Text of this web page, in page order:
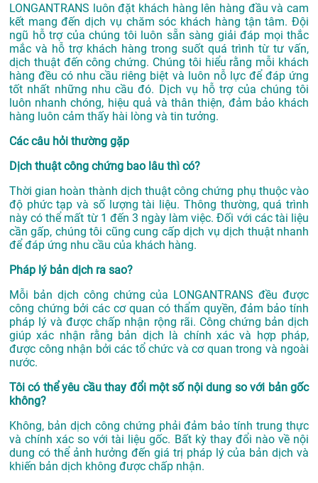
LONGANTRANS luôn đặt khách hàng lên hàng đầu và cam
kết mang đến dịch vụ chăm sóc khách hàng tận tâm. Đội
ngũ hỗ trợ của chúng tôi luôn sẵn sàng giải đáp mọi thắc
mắc và hỗ trợ khách hàng trong suốt quá trình từ tư vấn,
dịch thuật đến công chứng. Chúng tôi hiểu rằng mỗi khách
hàng đều có nhu cầu riêng biệt và luôn nỗ lực để đáp ứng
tốt nhất những nhu cầu đó. Dịch vụ hỗ trợ của chúng tôi
luôn nhanh chóng, hiệu quả và thân thiện, đảm bảo khách
hàng luôn cảm thấy hài lòng và tin tưởng.
Các câu hỏi thường gặp
Dịch thuật công chứng bao lâu thì có?
Thời gian hoàn thành dịch thuật công chứng phụ thuộc vào
độ phức tạp và số lượng tài liệu. Thông thường, quá trình
này có thể mất từ 1 đến 3 ngày làm việc. Đối với các tài liệu
cần gấp, chúng tôi cũng cung cấp dịch vụ dịch thuật nhanh
để đáp ứng nhu cầu của khách hàng.
Pháp lý bản dịch ra sao?
Mỗi bản dịch công chứng của LONGANTRANS đều được
công chứng bởi các cơ quan có thẩm quyền, đảm bảo tính
pháp lý và được chấp nhận rộng rãi. Công chứng bản dịch
giúp xác nhận rằng bản dịch là chính xác và hợp pháp,
được công nhận bởi các tổ chức và cơ quan trong và ngoài
nước.
Tôi có thể yêu cầu thay đổi một số nội dung so với bản gốc
không?
Không, bản dịch công chứng phải đảm bảo tính trung thực
và chính xác so với tài liệu gốc. Bất kỳ thay đổi nào về nội
dung có thể ảnh hưởng đến giá trị pháp lý của bản dịch và
khiến bản dịch không được chấp nhận.